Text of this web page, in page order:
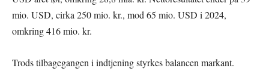
mio. USD, cirka 250 mio. kr., mod 65 mio. USD i 2024,
omkring 416 mio. kr.
Trods tilbagegangen i indtjening styrkes balancen markant.